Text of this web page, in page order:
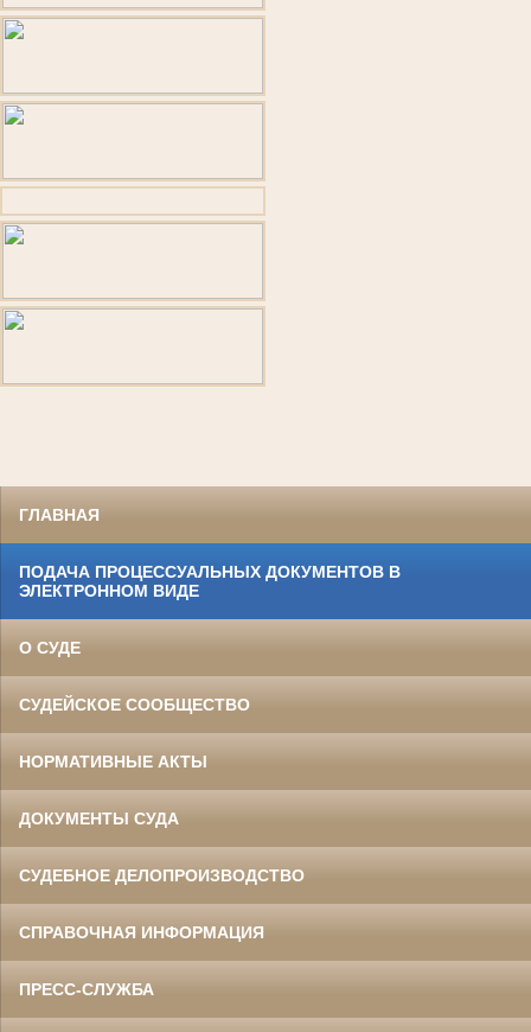
ГЛАВНАЯ
ПОДАЧА ПРОЦЕССУАЛЬНЫХ ДОКУМЕНТОВ В
ЭЛЕКТРОННОМ ВИДЕ
О СУДЕ
СУДЕЙСКОЕ СООБЩЕСТВО
НОРМАТИВНЫЕ АКТЫ
ДОКУМЕНТЫ СУДА
СУДЕБНОЕ ДЕЛОПРОИЗВОДСТВО
СПРАВОЧНАЯ ИНФОРМАЦИЯ
ПРЕСС-СЛУЖБА